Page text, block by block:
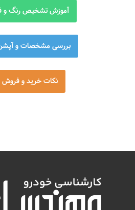
آموزش تشخیص رنگ و
بررسی مشخصات و
نکات خرید و فروش